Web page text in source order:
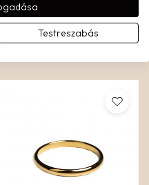
JADE BAGUETTE GYŰRŰ
Aranyozott nemesacél
Testreszabás